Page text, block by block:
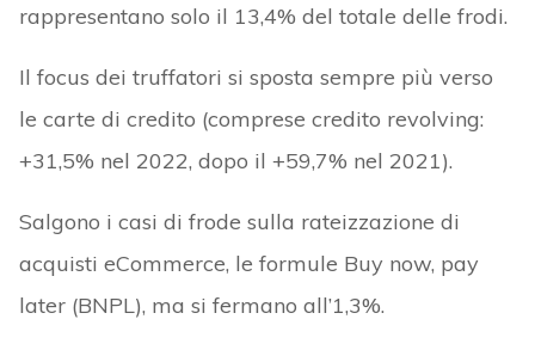
rappresentano solo il 13,4% del totale delle frodi.
Il focus dei truffatori si sposta sempre più verso
le carte di credito (comprese credito revolving:
+31,5% nel 2022, dopo il +59,7% nel 2021).
Salgono i casi di frode sulla rateizzazione di
acquisti eCommerce, le formule Buy now, pay
later (BNPL), ma si fermano all’1,3%.